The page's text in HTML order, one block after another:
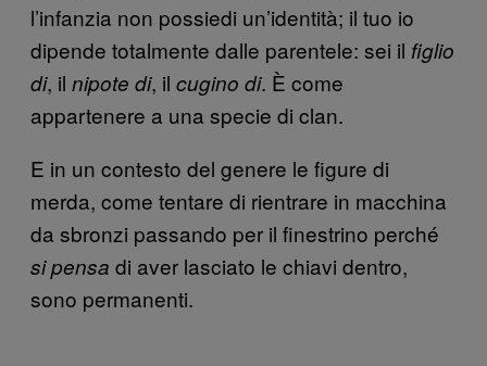
l’infanzia non possiedi un’identità; il tuo io
dipende totalmente dalle parentele: sei il figlio
di, il nipote di, il cugino di. È come
appartenere a una specie di clan.
E in un contesto del genere le figure di
merda, come tentare di rientrare in macchina
da sbronzi passando per il finestrino perché
si pensa di aver lasciato le chiavi dentro,
sono permanenti.